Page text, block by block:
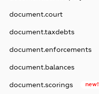
document.court
document.taxdebts
document.enforcements
document.balances
document.scorings new!